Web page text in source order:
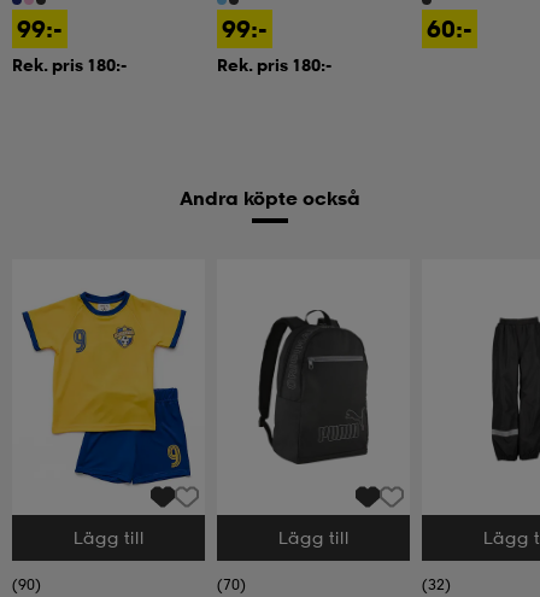
99:-
Rek. pris 180:-
99:-
Rek. pris 180:-
60:-
Andra köpte också
Välj storlek
Lägg till
(90)
Välj storlek
Lägg till
(70)
Välj storlek
Lägg
(32)